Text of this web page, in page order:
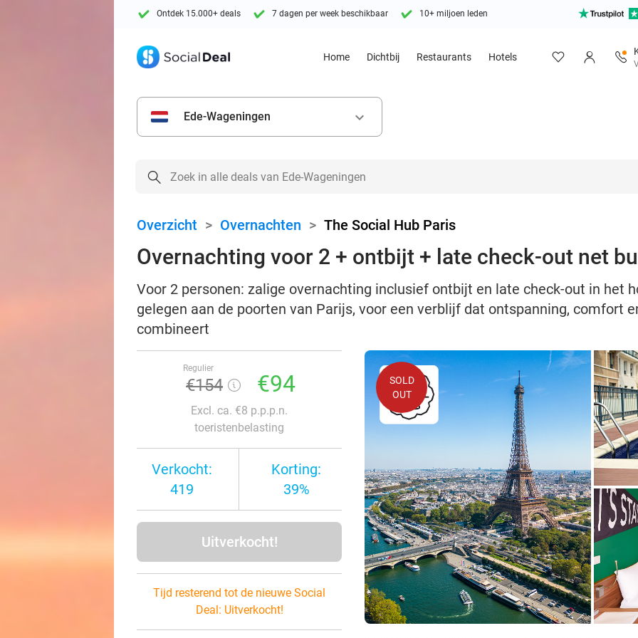
Ontdek 15.000+ deals 7 dagen per week beschikbaar 10+ miljoen leden
Home Dichtbij Restaurants Hotels
Ede-Wageningen keyboard_arrow_down
Overzicht > Overnachten > The Social Hub Paris
Overnachting voor 2 + ontbijt + late check-out net
Voor 2 personen: zalige overnachting inclusief ontbijt en late check-out in het
gelegen aan de poorten van Parijs, voor een verblijf dat ontspanning, comfort
combineert
Regulier
€154 €94
Excl. ca. €8 p.p.p.n.
toeristenbelasting
Verkocht:
419
Korting:
39%
Uitverkocht!
Tijd resterend tot de nieuwe Social
Deal: Uitverkocht!
SOLD
OUT